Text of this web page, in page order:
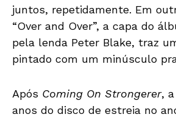
juntos, repetidamente. Em
“Over and Over”, a capa do
pela lenda Peter Blake, traz
pintado com um minúsculo
Após Coming On Strongerer,
anos do disco de estreia no